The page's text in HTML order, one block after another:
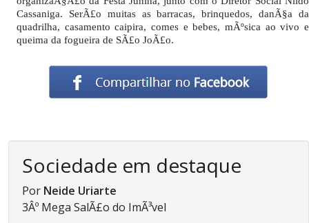
Cassaniga. SerÃ£o muitas as barracas, brinquedos, danÃ§a da
quadrilha, casamento caipira, comes e bebes, mÃºsica ao vivo e
queima da fogueira de SÃ£o JoÃ£o.
Sociedade em destaque
Por Neide Uriarte
3Âº Mega SalÃ£o do ImÃ³vel